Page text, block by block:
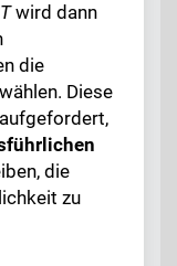
wird dann
die
Diese
die
zu